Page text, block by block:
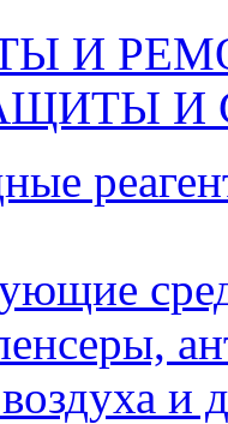
И
и